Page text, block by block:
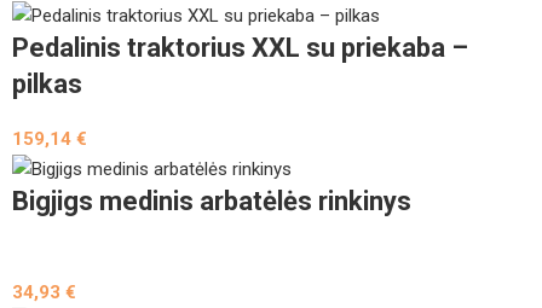
Pedalinis traktorius XXL su priekaba –
pilkas
159,14€
Bigjigs medinis arbatėlės rinkinys
34,93€